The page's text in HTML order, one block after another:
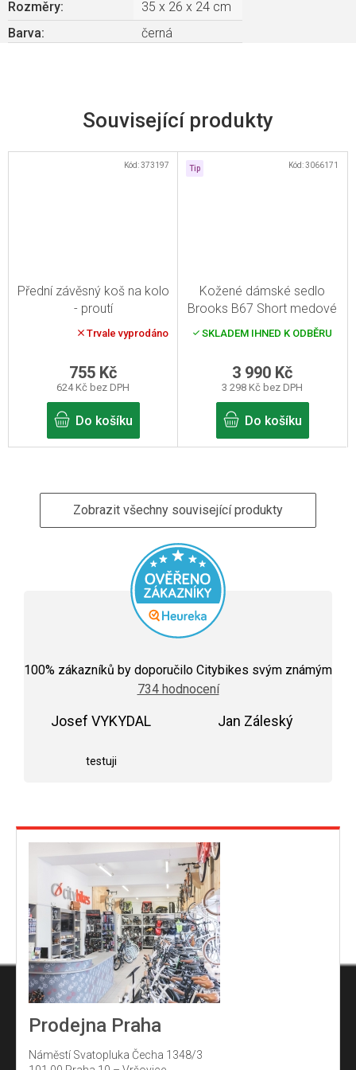
Související produkty
Přední závěsný koš na kolo
- proutí
hvězdiček.
Trvale vyprodáno
624 Kč bez DPH
755 Kč
Do košíku
Kód:373197 Tip
Kožené dámské sedlo
Brooks B67 Short medové
SKLADEM IHNED K ODBĚRU
3 298 Kč bez DPH
3 990 Kč
Do košíku
Kód:3066171
Zobrazit všechny související produkty
Rozměry:
35 x 26 x 24 cm
Barva: černá
hodnocení
obchodu
je
100% zákazníků by doporučilo Citybikes svým známým
734 hodnocení
Josef VYKYDAL
testuji
Jan Záleský
Prodejna Praha
Náměstí Svatopluka Čecha 1348/3